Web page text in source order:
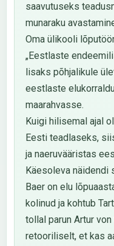
saavutuseks
munaraku
Oma ülikooli
„Eestlaste
lisaks põhjalikule
eestlaste
maarahvasse.
Kuigi hilisemal ajal
Eesti teadlaseks,
ja naeruvääristas
Käesoleva näidendi
Baer on elu
kolinud ja kohtub
tollal parun Artur
retooriliselt, et kas